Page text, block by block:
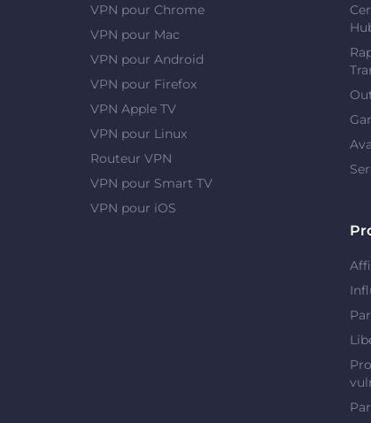
VPN pour Chrome
VPN pour Mac
VPN pour Android
VPN pour Firefox
VPN Apple TV
VPN pour Linux
Routeur VPN
VPN pour Smart TV
VPN pour iOS